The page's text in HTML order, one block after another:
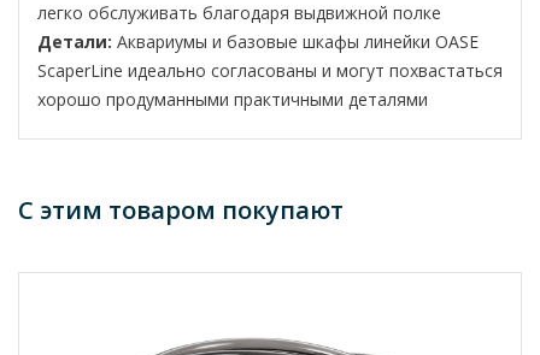
легко обслуживать благодаря выдвижной полке
Детали: Аквариумы и базовые шкафы линейки OASE
ScaperLine идеально согласованы и могут похвастаться
хорошо продуманными практичными деталями
С этим товаром покупают